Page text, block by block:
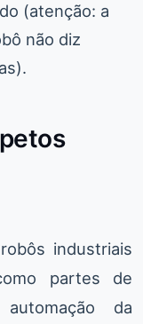
(atenção: a
não diz
industriais
partes de
da